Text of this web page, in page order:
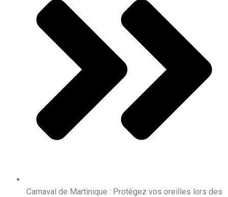
Carnaval de Martinique : Protégez vos oreilles lors des